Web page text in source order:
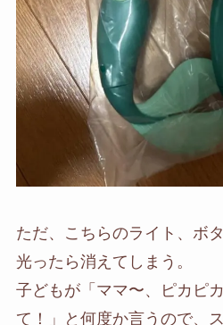
ただ、こちらのライト、ボ
光ったら消えてしまう。
子どもが「ママ〜、ピカピ
て！」と何度か言うので、